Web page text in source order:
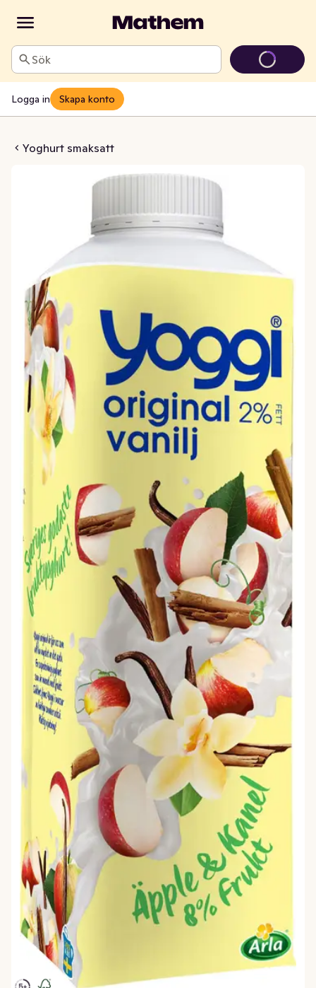
Sök
Logga in Skapa konto
Yoghurt smaksatt
Vanilj & Kanel